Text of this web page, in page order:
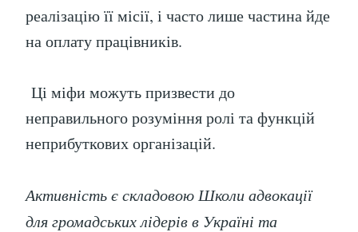
реалізацію її місії, і часто лише частина йде
на оплату працівників.
Ці міфи можуть призвести до
неправильного розуміння ролі та функцій
неприбуткових організацій.
Активність є складовою Школи адвокації
для громадських лідерів в Україні та